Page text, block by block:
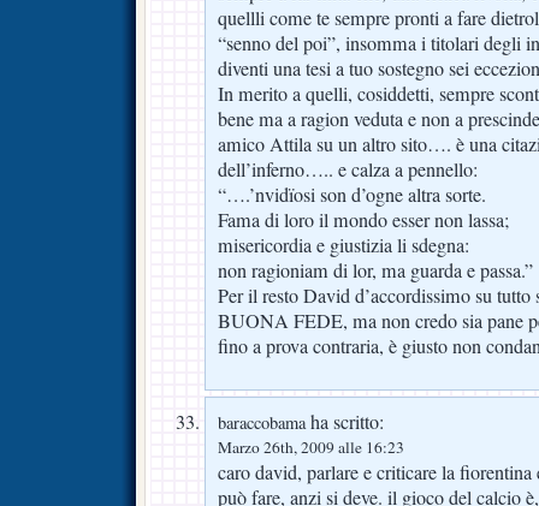
quellli come te sempre pronti a fare
“senno del poi”, insomma i titolari degli
diventi una tesi a tuo sostegno sei
In merito a quelli, cosiddetti, sempre
bene ma a ragion veduta e non a
amico Attila su un altro sito…. è una
dell’inferno….. e calza a pennello:
“….’nvidïosi son d’ogne altra sorte.
Fama di loro il mondo esser non lassa;
misericordia e giustizia li sdegna:
non ragioniam di lor, ma guarda e passa.”
Per il resto David d’accordissimo su tutto
BUONA FEDE, ma non credo sia pane
fino a prova contraria, è giusto non
baraccobamaha scritto:
Marzo 26th, 2009 alle 16:23
caro david, parlare e criticare la fiorentina
può fare, anzi si deve. il gioco del calcio